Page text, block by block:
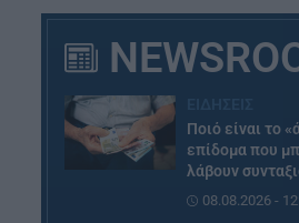
Ποιό είναι το
επίδομα που
λάβουν
08.08.2026 -